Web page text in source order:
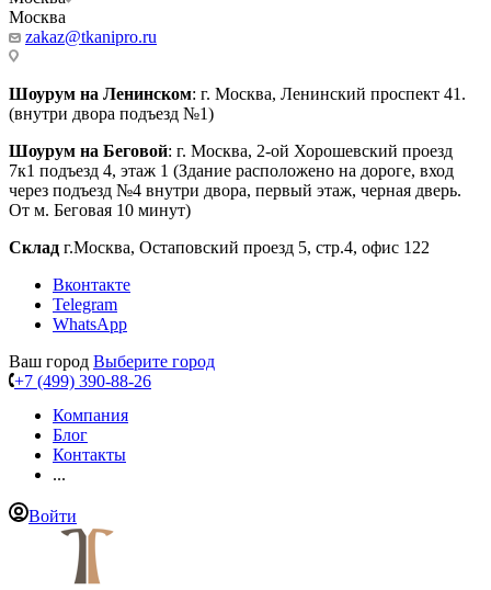
Москва
zakaz@tkanipro.ru
Шоурум на Ленинском: г. Москва, Ленинский проспект 41.
(внутри двора подъезд №1)
Шоурум на Беговой: г. Москва, 2-ой Хорошевский проезд
7к1 подъезд 4, этаж 1 (Здание расположено на дороге, вход
через подъезд №4 внутри двора, первый этаж, черная дверь.
От м. Беговая 10 минут)
Склад г.Москва, Остаповский проезд 5, стр.4, офис 122
Вконтакте
Telegram
WhatsApp
Ваш город Выберите город
+7 (499) 390-88-26
Компания
Блог
Контакты
...
Войти